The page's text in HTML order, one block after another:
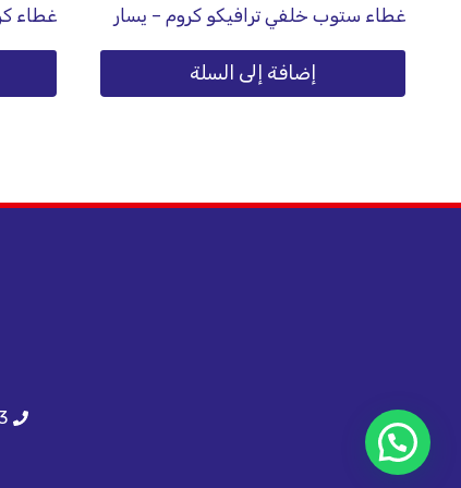
غطاء ستوب خلفي ترافيكو كروم – يسار
إضافة إلى السلة
غطاء